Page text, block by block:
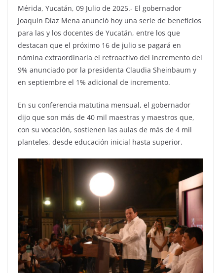
Mérida, Yucatán, 09 Julio de 2025.- El gobernador
Joaquín Díaz Mena anunció hoy una serie de beneficios
para las y los docentes de Yucatán, entre los que
destacan que el próximo 16 de julio se pagará en
nómina extraordinaria el retroactivo del incremento del
9% anunciado por la presidenta Claudia Sheinbaum y
en septiembre el 1% adicional de incremento.
En su conferencia matutina mensual, el gobernador
dijo que son más de 40 mil maestras y maestros que,
con su vocación, sostienen las aulas de más de 4 mil
planteles, desde educación inicial hasta superior.